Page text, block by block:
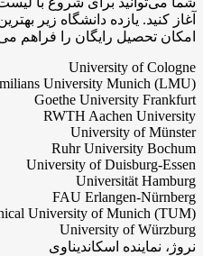
آغاز کنید. یازده دانشگاه زیر
امکان تحصیل رایگان را فراهم
University of Cologne
University Munich (LMU)
Goethe University Frankfurt
RWTH Aachen University
University of Münster
Ruhr University Bochum
University of Duisburg-Essen
Universität Hamburg
FAU Erlangen-Nürnberg
University of Munich (TUM)
University of Würzburg
نروژ، نماینده اسکاندیناوی